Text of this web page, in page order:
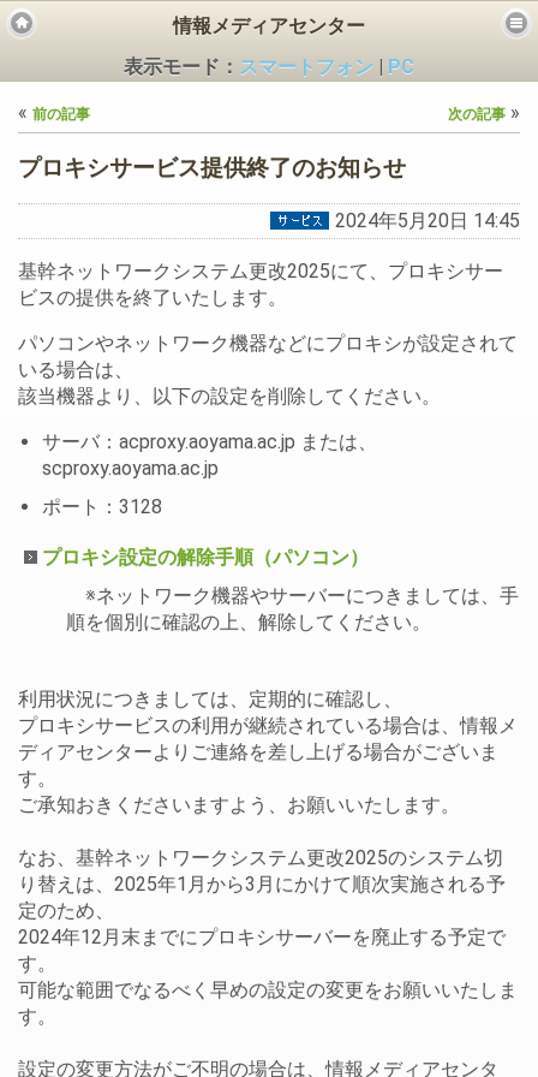
ス
情報メディアセンター
表示モード： スマートフォン
PC
« 前の記事 次の記事 »
プロキシサービス提供終了のお知らせ
2024年5月20日 14:45
基幹ネットワークシステム更改2025にて、プロキシサー
ビスの提供を終了いたします。
パソコンやネットワーク機器などにプロキシが設定されて
いる場合は、
該当機器より、以下の設定を削除してください。
サーバ：acproxy.aoyama.ac.jp または、
scproxy.aoyama.ac.jp
ポート：3128
プロキシ設定の解除手順（パソコン）
※ネットワーク機器やサーバーにつきましては、手
順を個別に確認の上、解除してください。
利用状況につきましては、定期的に確認し、
プロキシサービスの利用が継続されている場合は、情報メ
ディアセンターよりご連絡を差し上げる場合がございま
す。
ご承知おきくださいますよう、お願いいたします。
なお、基幹ネットワークシステム更改2025のシステム切
り替えは、2025年1月から3月にかけて順次実施される予
定のため、
2024年12月末までにプロキシサーバーを廃止する予定で
す。
可能な範囲でなるべく早めの設定の変更をお願いいたしま
す。
設定の変更方法がご不明の場合は、情報メディアセンタ